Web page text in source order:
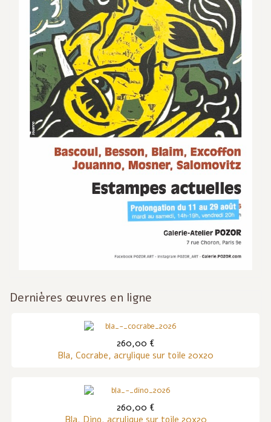
Dernières œuvres en ligne
260,00 €
Bla, Cocrabe, acrylique sur toile 20x20
260,00 €